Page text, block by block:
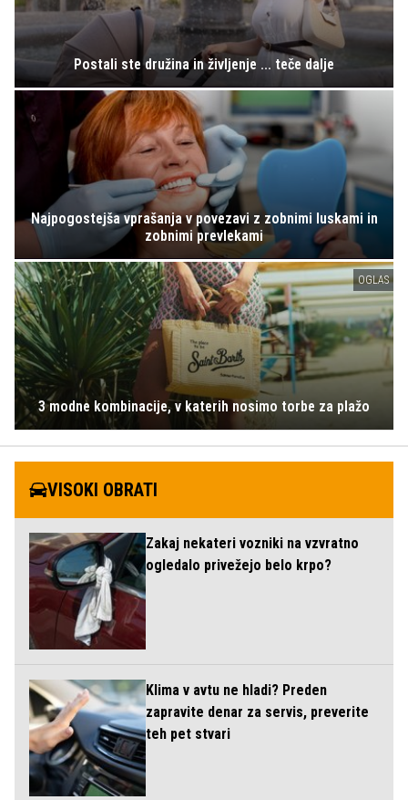
Postali ste družina in življenje ... teče dalje
Najpogostejša vprašanja v povezavi z zobnimi luskami in
zobnimi prevlekami
OGLAS
3 modne kombinacije, v katerih nosimo torbe za plažo
VISOKI OBRATI
Zakaj nekateri vozniki na vzvratno
ogledalo privežejo belo krpo?
Klima v avtu ne hladi? Preden
zapravite denar za servis, preverite
teh pet stvari